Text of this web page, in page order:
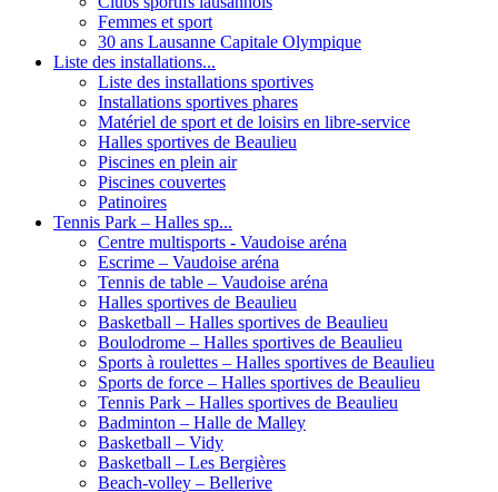
Femmes et sport
30 ans Lausanne Capitale Olympique
Liste des installations...
Liste des installations sportives
Installations sportives phares
Matériel de sport et de loisirs en libre-service
Halles sportives de Beaulieu
Piscines en plein air
Piscines couvertes
Patinoires
Tennis Park – Halles sp...
Centre multisports - Vaudoise aréna
Escrime – Vaudoise aréna
Tennis de table – Vaudoise aréna
Halles sportives de Beaulieu
Basketball – Halles sportives de Beaulieu
Boulodrome – Halles sportives de Beaulieu
Sports à roulettes – Halles sportives de Beaulieu
Sports de force – Halles sportives de Beaulieu
Tennis Park – Halles sportives de Beaulieu
Badminton – Halle de Malley
Basketball – Vidy
Basketball – Les Bergières
Beach-volley – Bellerive